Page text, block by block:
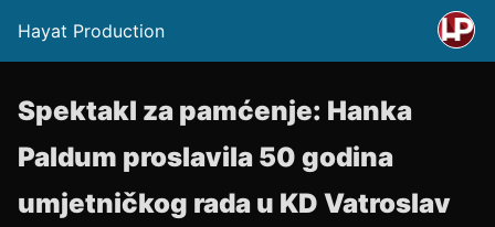
Hayat Production
Spektakl za pamćenje: Hanka
Paldum proslavila 50 godina
umjetničkog rada u KD Vatroslav